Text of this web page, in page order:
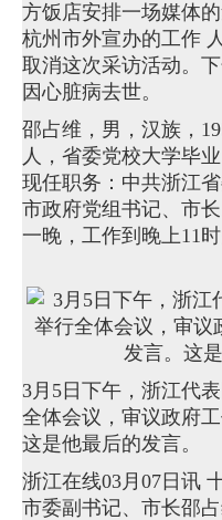
方饭店安排一场媒体
杭州市外宣办的工作
取消这次采访活动。
因心脏病去世。
邵占维，男，汉族，
人，省委党校大学毕
现任职务：中共浙江
市政府党组书记、市
一晚，工作到晚上11时
3月5日下午，浙江代
全体会议，审议政府
这是他最后的发言。
浙江在线03月07日讯
市委副书记、市长邵